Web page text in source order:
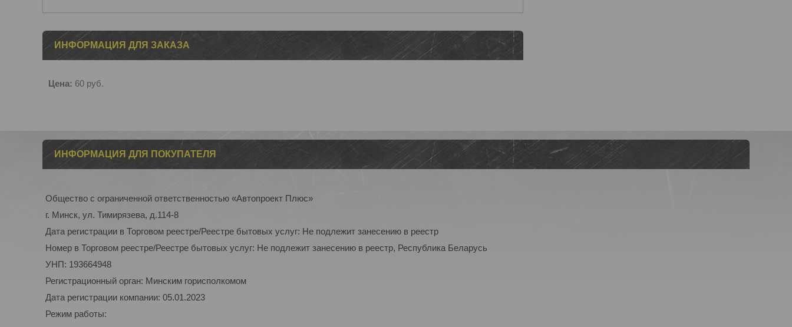
ИНФОРМАЦИЯ ДЛЯ ЗАКАЗА
Цена: 60 руб.
ИНФОРМАЦИЯ ДЛЯ ПОКУПАТЕЛЯ
Общество с ограниченной ответственностью «Автопроект Плюс»
г. Минск, ул. Тимирязева, д.114-8
Дата регистрации в Торговом реестре/Реестре бытовых услуг: Не подлежит занесению в реестр
Номер в Торговом реестре/Реестре бытовых услуг: Не подлежит занесению в реестр, Республика Беларусь
УНП: 193664948
Регистрационный орган: Минским горисполкомом
Дата регистрации компании: 05.01.2023
Режим работы: